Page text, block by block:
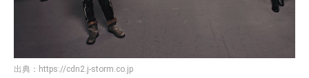
出典： https://cdn2.j-storm.co.jp